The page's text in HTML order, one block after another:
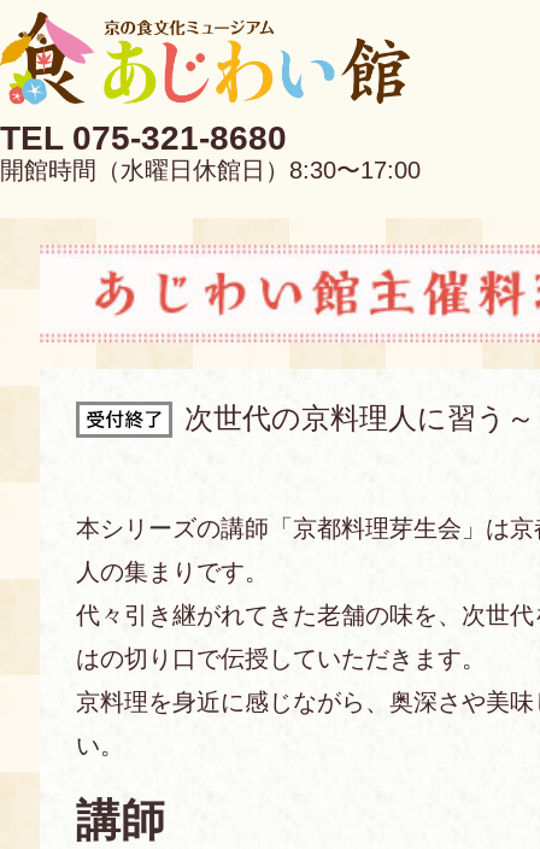
TEL 075-321-8680
開館時間（水曜日休館日）8:30〜17:00
EN 中文
あじわい館とは
京の食文化について
料理教室
次世代の京料理人に習う
本シリーズの講師「京都料理芽生会」は
人の集まりです。
代々引き継がれてきた老舗の味を、次世
はの切り口で伝授していただきます。
京料理を身近に感じながら、奥深さや美
い。
講師